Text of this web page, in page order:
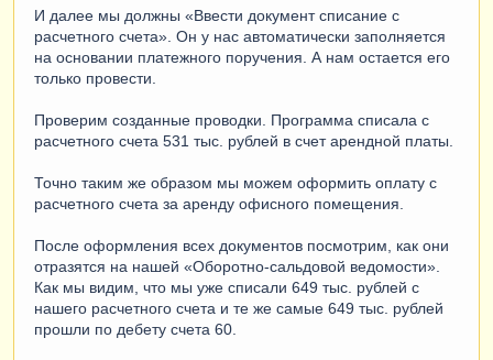
И далее мы должны «Ввести документ списание с
расчетного счета». Он у нас автоматически заполняется
на основании платежного поручения. А нам остается его
только провести.
Проверим созданные проводки. Программа списала с
расчетного счета 531 тыс. рублей в счет арендной платы.
Точно таким же образом мы можем оформить оплату с
расчетного счета за аренду офисного помещения.
После оформления всех документов посмотрим, как они
отразятся на нашей «Оборотно-сальдовой ведомости».
Как мы видим, что мы уже списали 649 тыс. рублей с
нашего расчетного счета и те же самые 649 тыс. рублей
прошли по дебету счета 60.